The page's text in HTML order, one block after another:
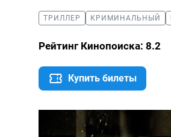
ТРИЛЛЕР КРИМИНАЛЬНЫЙ
Рейтинг Кинопоиска: 8.2
Купить билеты